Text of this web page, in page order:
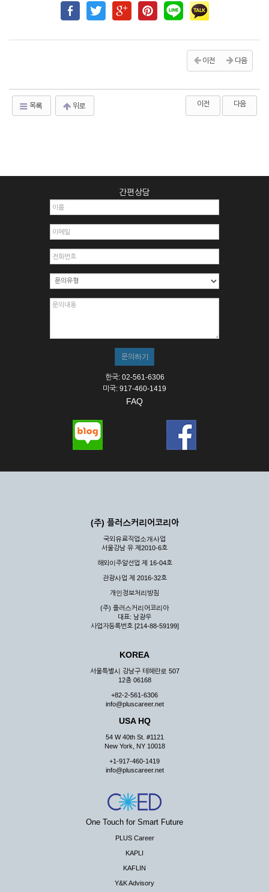
이전 다음
목록 위로 이전 다음
간편상담
한국: 02-561-6306
미국: 917-460-1419
FAQ
(주) 플러스커리어코리아
국외유료직업소개사업
서울강남 유 제2010-6호
해외이주알선업 제 16-04호
관광사업 제 2016-32호
개인정보처리방침
(주) 플러스커리어코리아
대표: 남광우
사업자등록번호 [214-88-59199]
KOREA
서울특별시 강남구 테헤란로 507
12층 06168
+82-2-561-6306
info@pluscareer.net
USA HQ
54 W 40th St. #1121
New York, NY 10018
+1-917-460-1419
info@pluscareer.net
One Touch for Smart Future
PLUS Career
KAPLI
KAFLIN
Y&K Advisory